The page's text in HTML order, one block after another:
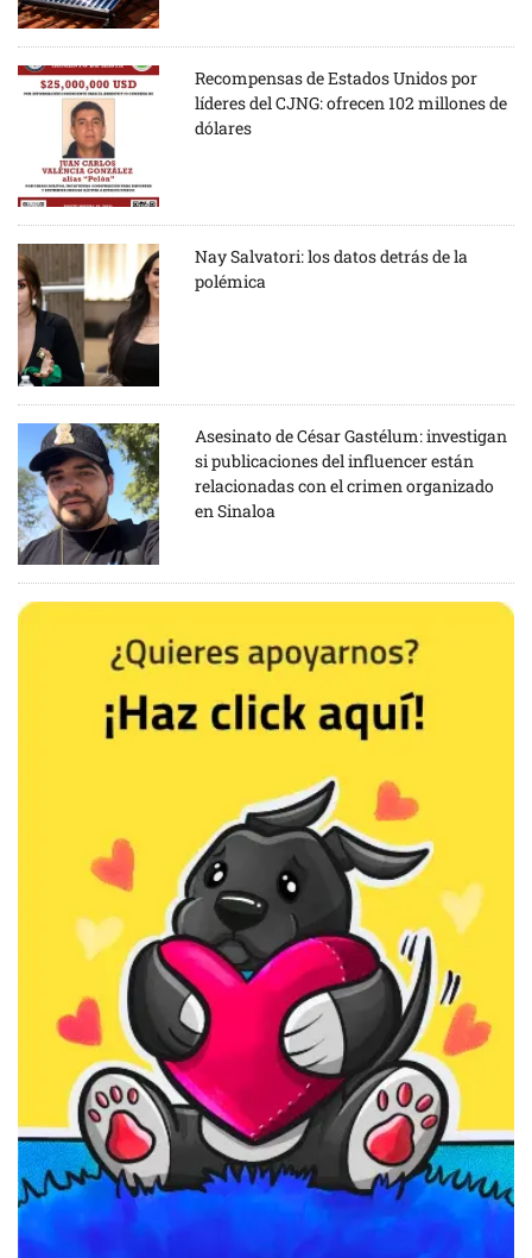
Recompensas de Estados Unidos por
líderes del CJNG: ofrecen 102 millones de
dólares
Nay Salvatori: los datos detrás de la
polémica
Asesinato de César Gastélum: investigan
si publicaciones del influencer están
relacionadas con el crimen organizado
en Sinaloa